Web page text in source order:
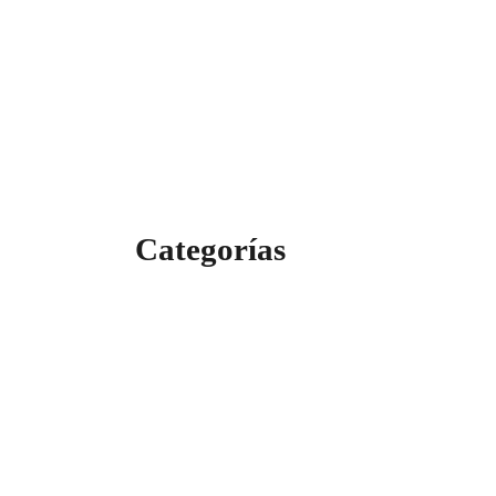
Categorías